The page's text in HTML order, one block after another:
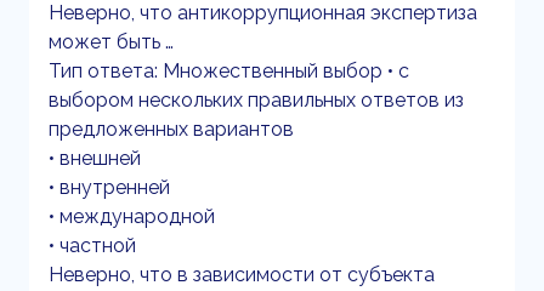
Неверно, что антикоррупционная экспертиза
может быть …
Тип ответа: Множественный выбор • с
выбором нескольких правильных ответов из
предложенных вариантов
• внешней
• внутренней
• международной
• частной
Неверно, что в зависимости от субъекта